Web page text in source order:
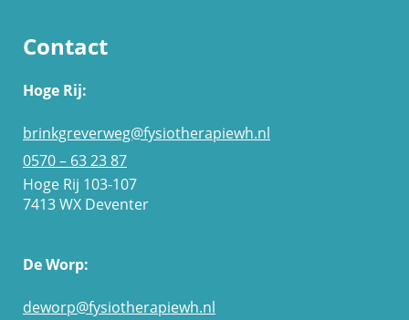
Contact
Hoge Rij:
brinkgreverweg@fysiotherapiewh.nl
0570 – 63 23 87
Hoge Rij 103-107
7413 WX Deventer
De Worp:
deworp@fysiotherapiewh.nl